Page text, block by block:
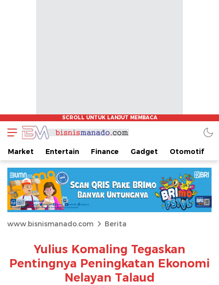
Market Entertain Finance Gadget Otomotif
www.bisnismanado.com Berita
Yulius Komaling Tegaskan
Pentingnya Peningkatan Ekonomi
Nelayan Talaud